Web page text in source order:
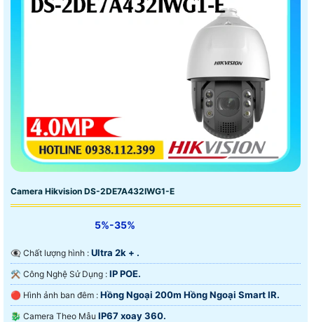
Camera Hikvision DS-2DE7A432IWG1-E
5%-35%
👁️‍🗨 Chất lượng hình : Ultra 2k + .
⚒ Công Nghệ Sử Dụng : IP POE.
🔴 Hình ảnh ban đêm : Hồng Ngoại 200m Hồng Ngoại Smart IR.
🐉️ Camera Theo Mẫu IP67 xoay 360.